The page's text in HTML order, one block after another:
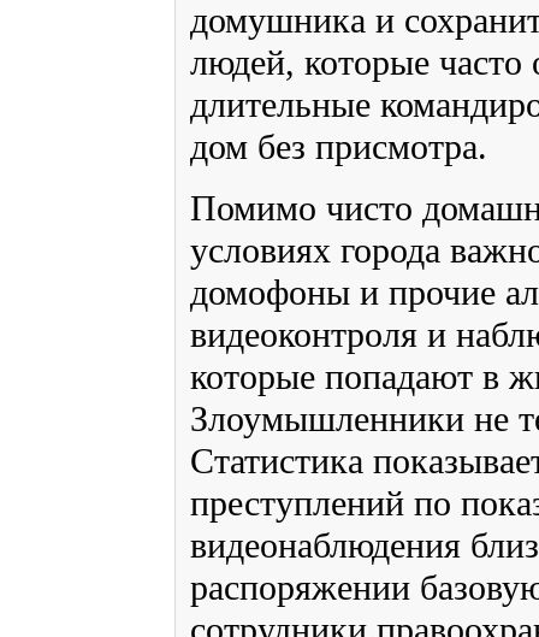
домушника и
людей, которые часто
длительные
дом без присмотра.
Помимо чисто
условиях города
домофоны и прочие
видеоконтроля и
которые попадают в
Злоумышленники не
Статистика
преступлений по
видеонаблюдения
распоряжении